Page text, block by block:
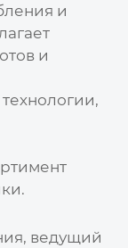
и
и
ведущий